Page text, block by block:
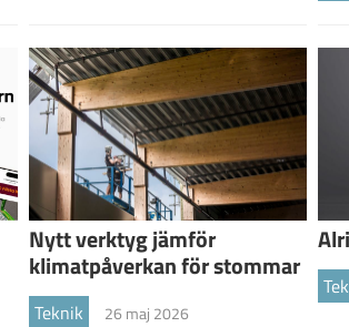
Nytt verktyg jämför
klimatpåverkan för stommar
Teknik 26 maj 2026